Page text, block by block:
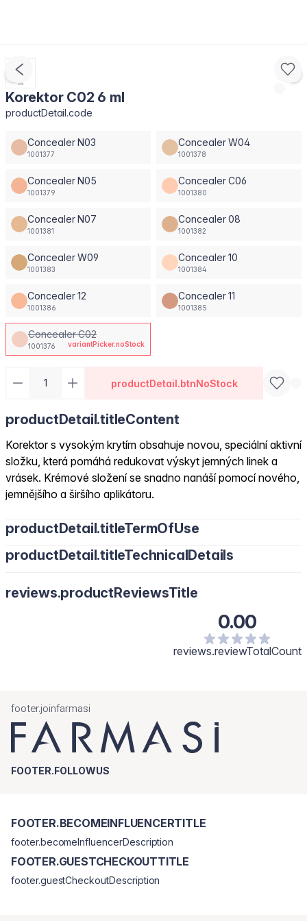
Korektor C02 6 ml
productDetail.code
Concealer N03
1001377
Concealer W04
1001378
Concealer N05
1001379
Concealer C06
1001380
Concealer N07
1001381
Concealer 08
1001382
Concealer W09
1001383
Concealer 10
1001384
Concealer 12
1001386
Concealer 11
1001385
Concealer C02
1001376 variantPicker.noStock
productDetail.btnNoStock
productDetail.titleContent
Korektor s vysokým krytím obsahuje novou, speciální aktivní
složku, která pomáhá redukovat výskyt jemných linek a
vrásek. Krémové složení se snadno nanáší pomocí nového,
jemnějšího a širšího aplikátoru.
productDetail.titleTermOfUse
productDetail.titleTechnicalDetails
reviews.productReviewsTitle
0.00
reviews.reviewTotalCount
footer.joinfarmasi
FOOTER.FOLLOWUS
FOOTER.BECOMEINFLUENCERTITLE
footer.becomeInfluencerDescription
FOOTER.GUESTCHECKOUTTITLE
footer.guestCheckoutDescription